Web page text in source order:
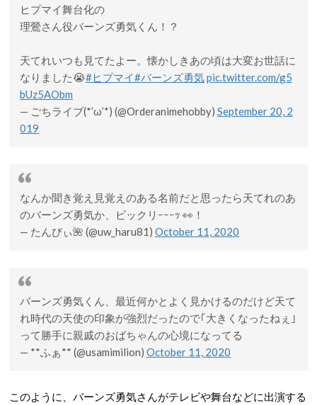
ヒプマイ舞台化の
理鶯さん役バーンズ勇気くん！？
天てれいつも見てたよー。懐かしきあの頃は大変お世話に
なりました😭#ヒプマイ#バーンズ勇気pic.twitter.com/g5
bUz5AObm
— ごちライブ(*’ω’*) (@Orderanimehobby) September 20, 2
019
なんか聞き覚え見覚えのある名前だと思ったら天てれのあ
のバーンズ勇気か、ビックリｰｰｰｯ 👀！
— たんびぃ🌺 (@uw_haru81) October 11, 2020
バーンズ勇気くん、最近何かとよく見かけるのだけど天て
れ時代の天使の印象が強烈だったので｢大きくなったねぇ｣
って勝手に親戚のおばちゃんの心境になってる
— **ふぁ** (@usamimilion) October 11, 2020
このように、バーンズ勇気さんがテレビや舞台などに出演する